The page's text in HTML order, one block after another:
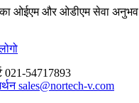
का ओईएम और ओडीएम सेवा अनुभव
021-54717893
sales@nortech-v.com